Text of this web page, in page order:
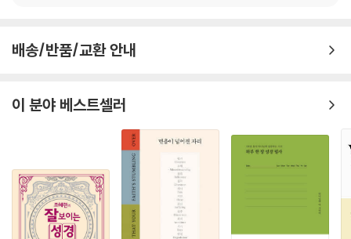
시지를 이해하고 적용할 수 있도록 명확하고 신뢰할 수 있는 안내를 제공
한다. 그는 수십 년간 쌓아온 최고 수준의 학문을 바탕으로 흡인력을 가지
한 신뢰할 수 있는 역사적, 문학적, 신학적 입문서로 이보다 좋은 책은 없을
- 스콧 듀발 (우아치타 침례 대학교 신약학 J. C. 풀러 및 메이 풀러 석좌 교수)
이 책은 요한복음을 탐구하는 매력적인 여정이며, 이 놀라운 성경 본문에
대한 전문 지식을 갖춘 쾨스텐베르거는 여행 안내자로서 자격이 충분하다.
이 책은 대화 형식으로 쓰였지만, 그렇다고 해서 섬세함과 복잡함을 피하
배송/반품/교환 안내
이 분야 베스트셀러